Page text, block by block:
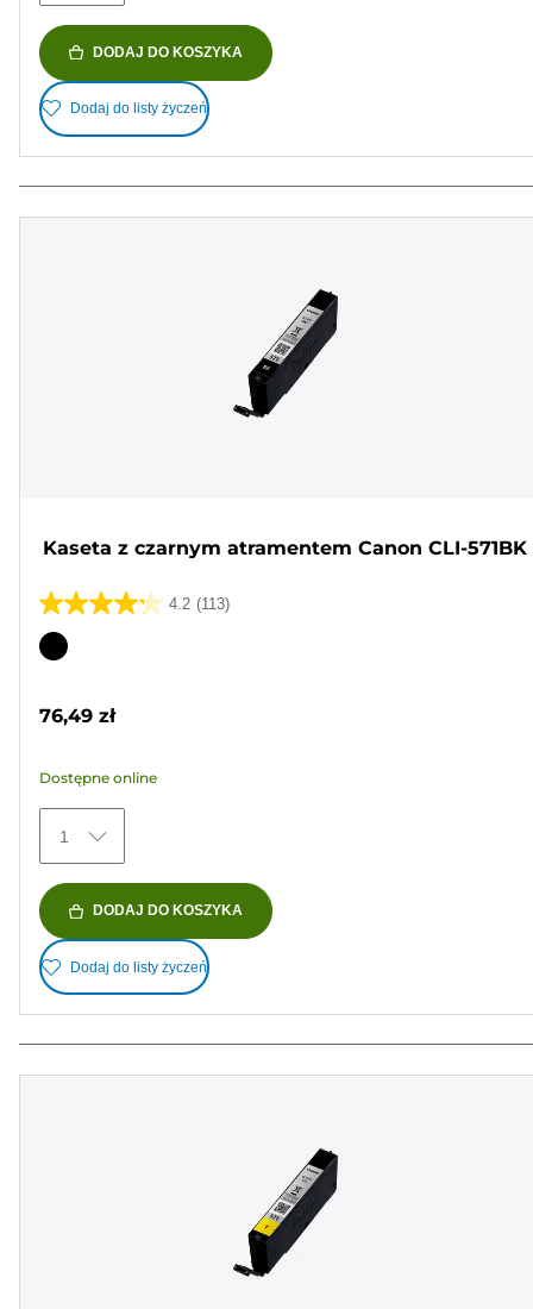
DODAJ DO KOSZYKA
Dodaj do listy życzeń
Kaseta z czarnym atramentem Canon CLI-571BK
4.2 (113)
4.2
na
113
Wkład
76,49 zł
Dostępne online
1
DODAJ DO KOSZYKA
Dodaj do listy życzeń